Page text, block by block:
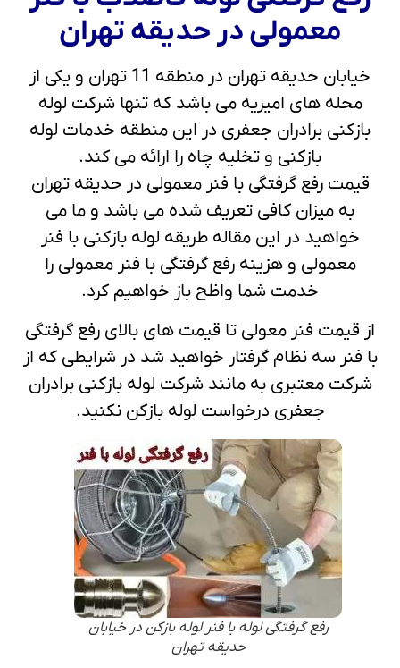
معمولی در حدیقه تهران
خیابان حدیقه تهران در منطقه 11 تهران و یکی از
محله های امیریه می باشد که تنها شرکت لوله
بازکنی برادران جعفری در این منطقه خدمات لوله
بازکنی و تخلیه چاه را ارائه می کند.
قیمت رفع گرفتگی با فنر معمولی در حدیقه تهران
به میزان کافی تعریف شده می باشد و ما می
خواهید در این مقاله طریقه لوله بازکنی با فنر
معمولی و هزینه رفع گرفتگی با فنر معمولی را
خدمت شما واظح باز خواهیم کرد.
از قیمت فنر معولی تا قیمت های بالای رفع گرفتگی
با فنر سه نظام گرفتار خواهید شد در شرایطی که از
شرکت معتبری به مانند شرکت لوله بازکنی برادران
جعفری درخواست لوله بازکن نکنید.
رفع گرفتگی لوله با فنر لوله بازکن در خیابان
حدیقه تهران